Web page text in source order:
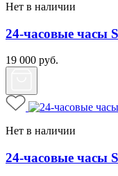
Нет в наличии
24-часовые часы
19 000 руб.
Нет в наличии
24-часовые часы